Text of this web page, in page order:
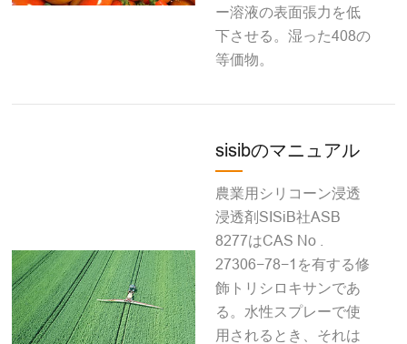
ー溶液の表面張力を低
下させる。湿った408の
等価物。
sisibのマニュアル
農業用シリコーン浸透
浸透剤SISiB社ASB
8277はCAS No .
27306−78−1を有する修
飾トリシロキサンであ
る。水性スプレーで使
用されるとき、それは